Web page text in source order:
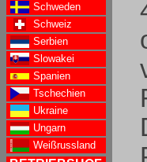
Schweden
Schweiz
Serbien
Slowakei
Spanien
Tschechien
Ukraine
Ungarn
Weißrussland